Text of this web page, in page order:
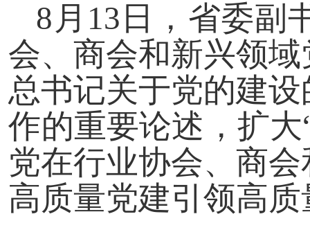
8月13日，省委副
会、商会和新兴领
总书记关于党的建
作的重要论述，扩
党在行业协会、商
高质量党建引领高